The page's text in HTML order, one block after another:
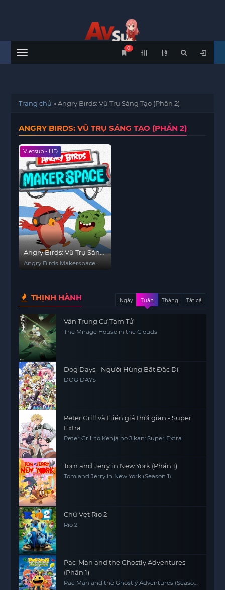
Menu
0
Trang chủ »Angry Birds: Vũ Trụ Sáng Tạo (Phần 2)
ANGRY BIRDS: VŨ TRỤ SÁNG TẠO (PHẦN 2)
Vietsub - HD
Angry Birds: Vũ Trụ Sáng
Tạo (Phần 2)
Angry Birds Makerspace
THỊNH HÀNH Ngày Tuần Tháng Tất cả
Vân Trung Cư Tam Tử
The Mirage House in the Clouds
Dog Days - Người Hùng Bất Đắc Dĩ
DOG DAYS
Peter Grill và Hiền giả thời gian - Super
Extra
Peter Grill to Kenja no Jikan: Super Extra
Tom and Jerry in New York (Phần 1)
Tom and Jerry in New York (Season 1)
Chú Vẹt Rio 2
Rio 2
Pac-Man and the Ghostly Adventures
(Phần 1)
Pac-Man and the Ghostly Adventures (Season